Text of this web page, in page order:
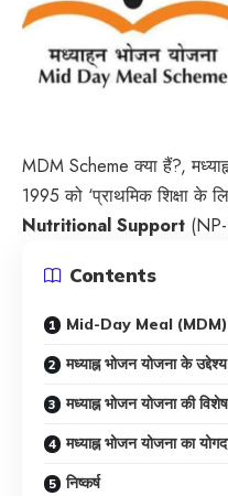
MDM Scheme क्या हैं?,
1995 को ‘प्राथमिक शिक्षा के
Nutritional Support
Contents
Mid-Day Meal (MDM)
मध्याह्न भोजन योजना के
मध्याह्न भोजन योजना की
मध्याह्न भोजन योजना का
निष्कर्ष